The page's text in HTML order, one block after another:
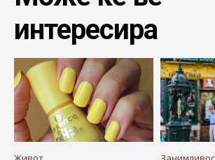
интересира